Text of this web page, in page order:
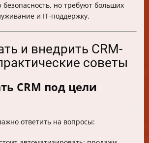
но требуют больших
и IT-поддержку.
и внедрить CRM-
советы
CRM под цели
ответить на вопросы: